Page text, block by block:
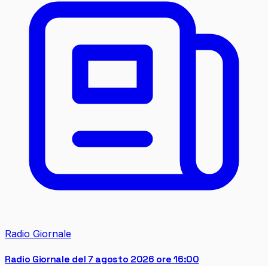
Radio Giornale
Radio Giornale del 7 agosto 2026 ore 16:00